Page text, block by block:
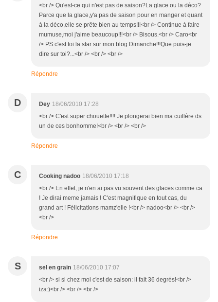
<br /> Qu'est-ce qui n'est pas de saison?La glace ou la déco?
Parce que la glace,y'a pas de saison pour en manger et quant
à la déco,elle se prête bien au temps!!!<br /> Continue à faire
mumuse,moi j'aime beaucoup!!!<br /> Bisous.<br /> Caro<br
/> PS:c'est toi la star sur mon blog Dimanche!!!Que puis-je
dire sur toi?...<br /> <br /> <br />
Répondre
D Dey 18/06/2010 17:28
<br /> C'est super chouette!!!! Je plongerai bien ma cuillère ds
un de ces bonhomme!<br /> <br /> <br />
Répondre
C Cooking nadoo 18/06/2010 17:18
<br /> En effet, je n'en ai pas vu souvent des glaces comme ca
! Je dirai meme jamais ! C'est magnifique en tout cas, du
grand art ! Félicitations mamz'elle !<br /> nadoo<br /> <br />
<br />
Répondre
S sel en grain 18/06/2010 17:07
<br /> si si chez moi c'est de saison: il fait 36 degrés!<br />
iza:)<br /> <br /> <br />